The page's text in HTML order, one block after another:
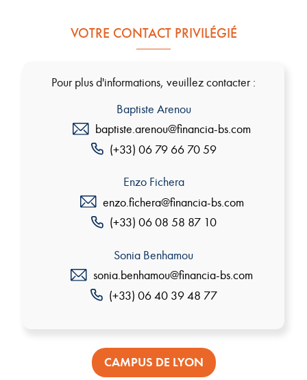
VOTRE CONTACT PRIVILÉGIÉ
Pour plus d'informations, veuillez contacter :
Baptiste Arenou
baptiste.arenou@financia-bs.com
(+33) 06 79 66 70 59
Enzo Fichera
enzo.fichera@financia-bs.com
(+33) 06 08 58 87 10
Sonia Benhamou
sonia.benhamou@financia-bs.com
(+33) 06 40 39 48 77
CAMPUS DE LYON